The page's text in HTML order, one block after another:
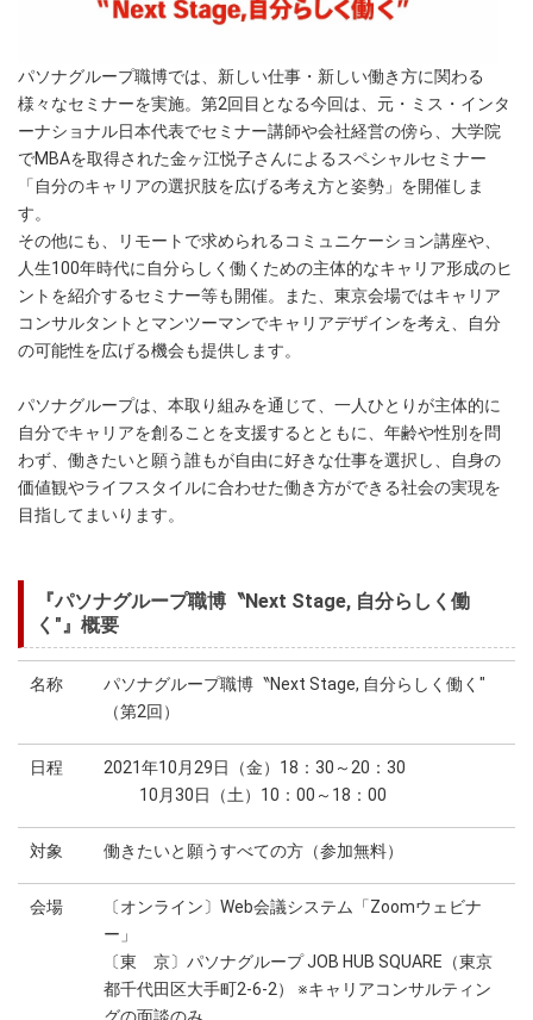
パソナグループ職博では、新しい仕事・新しい働き方に関わる
様々なセミナーを実施。第2回目となる今回は、元・ミス・インタ
ーナショナル日本代表でセミナー講師や会社経営の傍ら、大学院
でMBAを取得された金ヶ江悦子さんによるスペシャルセミナー
「自分のキャリアの選択肢を広げる考え方と姿勢」を開催しま
す。
その他にも、リモートで求められるコミュニケーション講座や、
人生100年時代に自分らしく働くための主体的なキャリア形成のヒ
ントを紹介するセミナー等も開催。また、東京会場ではキャリア
コンサルタントとマンツーマンでキャリアデザインを考え、自分
の可能性を広げる機会も提供します。
パソナグループは、本取り組みを通じて、一人ひとりが主体的に
自分でキャリアを創ることを支援するとともに、年齢や性別を問
わず、働きたいと願う誰もが自由に好きな仕事を選択し、自身の
価値観やライフスタイルに合わせた働き方ができる社会の実現を
目指してまいります。
『パソナグループ職博〝Next Stage, 自分らしく働
く″』概要
名称
パソナグループ職博〝Next Stage, 自分らしく働く″
（第2回）
日程
2021年10月29日（金）18：30～20：30
10月30日（土）10：00～18：00
対象 働きたいと願うすべての方（参加無料）
会場
〔オンライン〕Web会議システム「Zoomウェビナ
ー」
〔東 京〕パソナグループ JOB HUB SQUARE（東京
都千代田区大手町2-6-2） ※キャリアコンサルティン